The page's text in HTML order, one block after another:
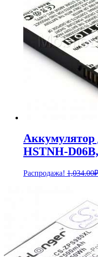
HSTNH-
Распродажа! 1,034.00₽